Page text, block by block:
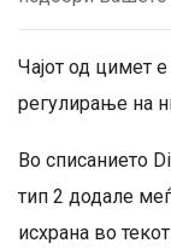
Чајот од цимет
регулирање на
Во списанието
тип 2 додале
исхрана во